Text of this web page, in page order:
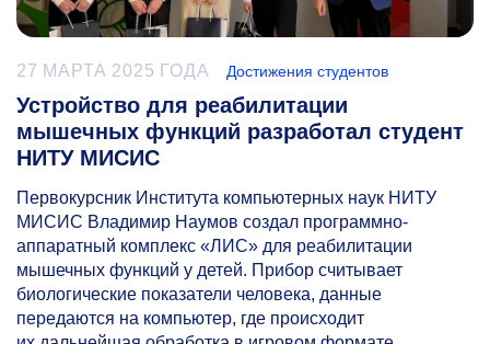
27 МАРТА 2025 ГОДА Достижения студентов
Устройство для реабилитации
мышечных функций разработал студент
НИТУ МИСИС
Первокурсник Института компьютерных наук НИТУ
МИСИС Владимир Наумов создал программно-
аппаратный комплекс «ЛИС» для реабилитации
мышечных функций у детей. Прибор считывает
биологические показатели человека, данные
передаются на компьютер, где происходит